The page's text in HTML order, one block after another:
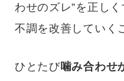
わせのズレ”を正し
不調を改善していく
ひとたび噛み合わせ